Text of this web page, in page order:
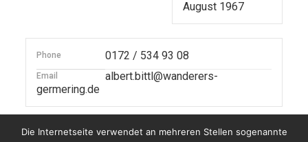
August 1967
Phone 0172 / 534 93 08
Email
albert.bittl@wanderers-
germering.de
Die Internetseite verwendet an mehreren Stellen sogenannte